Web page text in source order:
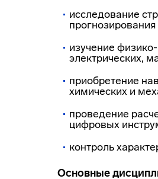
исследование
изучение
электрических,
приобретение
химических и
проведение
цифровых
контроль
Основные